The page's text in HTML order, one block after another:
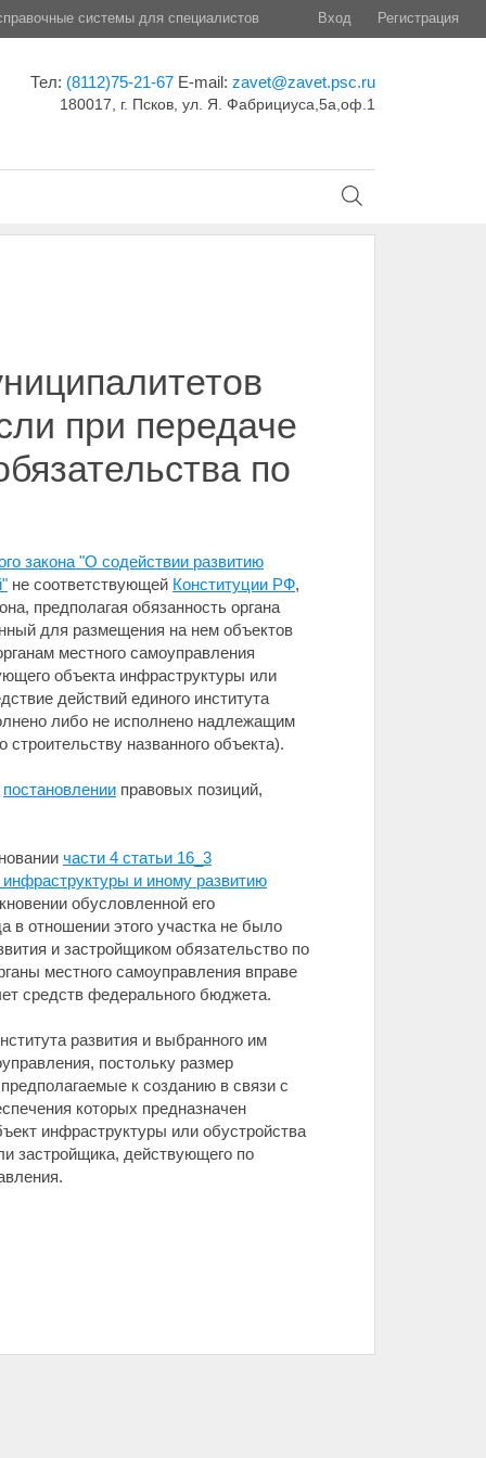
системы для специалистов Вход Регистрация
Тел: (8112)75-21-67 E-mail: zavet@zavet.psc.ru
180017, г. Псков, ул. Я. Фабрициуса,5а,оф.1
при передаче
по
закона "О содействии развитию
не соответствующей Конституции РФ,
предполагая обязанность органа
для размещения на нем объектов
местного самоуправления
объекта инфраструктуры или
действий единого института
либо не исполнено надлежащим
названного объекта).
постановлении правовых позиций,
части 4 статьи 16_3
и иному развитию
обусловленной его
в отношении этого участка не было
и застройщиком обязательство по
местного самоуправления вправе
средств федерального бюджета.
развития и выбранного им
постольку размер
к созданию в связи с
которых предназначен
инфраструктуры или обустройства
застройщика, действующего по